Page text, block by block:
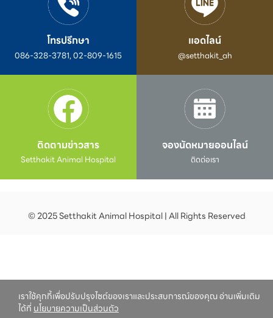
โทรปรึกษา
086-328-3781, 02-809-1615
แอดไลน์
@setthakit_ah
ติดตามข่าวสาร
Setthakit Animal Hospital
จองนัดหมายออนไลน์
ติดต่อเรา
© 2025 Setthakit Animal Hospital | All Rights Reserved
เราใช้คุกกี้เพื่อปรับปรุงไซต์ของเราและประสบการณ์ของคุณ อ่านเพิ่มเติม
ได้ที่ นโยบายความเป็นส่วนตัว